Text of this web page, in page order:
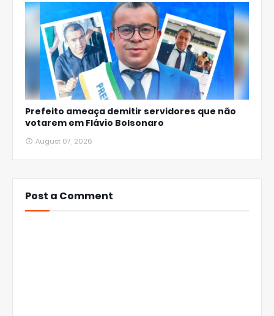
Prefeito ameaça demitir servidores que não
votarem em Flávio Bolsonaro
August 07, 2026
Post a Comment